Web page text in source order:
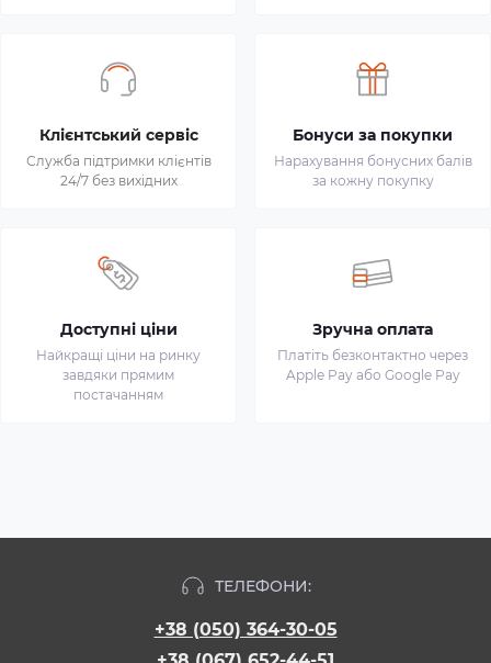
Клієнтський сервіс
Служба підтримки клієнтів
24/7 без вихідних
Бонуси за покупки
Нарахування бонусних балів
за кожну покупку
Доступні ціни
Найкращі ціни на ринку
завдяки прямим
постачанням
Зручна оплата
Платіть безконтактно через
Apple Pay або Google Pay
ТЕЛЕФОНИ:
+38 (050) 364-30-05